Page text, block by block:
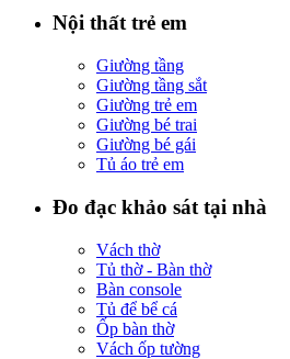
Nội thất trẻ em
Giường tầng
Giường tầng sắt
Giường trẻ em
Giường bé trai
Giường bé gái
Tủ áo trẻ em
Đo đạc khảo sát tại nhà
Vách thờ
Tủ thờ - Bàn thờ
Bàn console
Tủ để bể cá
Ốp bàn thờ
Vách ốp tường